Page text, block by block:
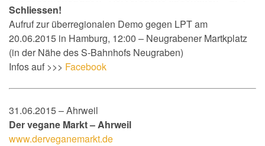
Schliessen!
Aufruf zur überregionalen Demo gegen LPT am
20.06.2015 in Hamburg, 12:00 – Neugrabener Martkplatz
(in der Nähe des S-Bahnhofs Neugraben)
Infos auf >>> Facebook
31.06.2015 – Ahrweil
Der vegane Markt – Ahrweil
www.derveganemarkt.de